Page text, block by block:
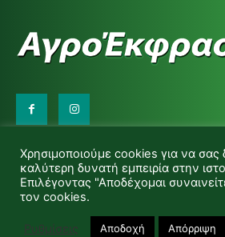
d.makas@yahoo.gr
info@agrofitro.gr
Μακάς Ντίνος
Χρησιμοποιούμε cookies για να
καλύτερη δυνατή εμπειρία στην
Επιλέγοντας "Αποδέχομαι
τον cookies.
Ρυθμίσεις Αποδοχή Απόρριψη